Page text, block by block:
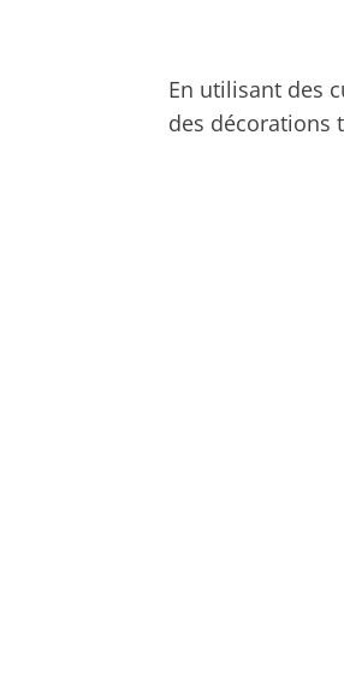
En utilisant des
des décorations